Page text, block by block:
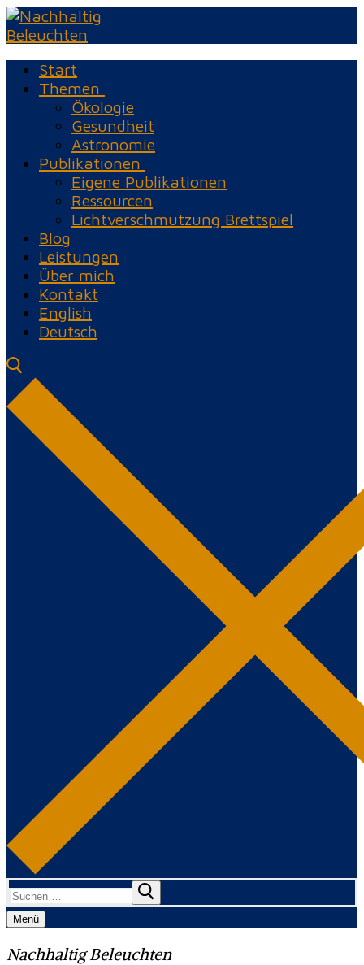
Zum
Inhalt
Menü
Schließen
Start
Themen
Ökologie
Gesundheit
Astronomie
Publikationen
Eigene Publikationen
Ressourcen
Lichtverschmutzung Brettspiel
Blog
Leistungen
Über mich
Kontakt
English
Deutsch
Suchen
nach:
Menü
Nachhaltig Beleuchten